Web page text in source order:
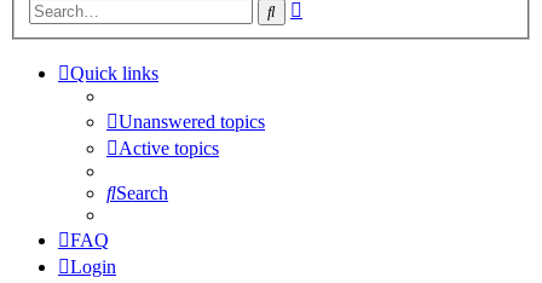
Search
Quick links
Unanswered topics
Active topics
Search
FAQ
Login